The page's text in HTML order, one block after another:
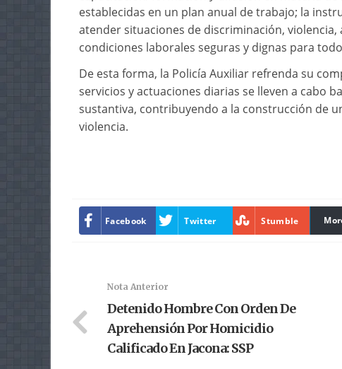
establecidas en un plan anual de trabajo; la
atender situaciones de discriminación,
condiciones laborales seguras y dignas para
De esta forma, la Policía Auxiliar refrenda su
servicios y actuaciones diarias se lleven a cabo
sustantiva, contribuyendo a la construcción de
violencia.
Facebook Twitter Stumble
Nota Anterior
Detenido Hombre Con Orden De
Aprehensión Por Homicidio
Calificado En Jacona: SSP